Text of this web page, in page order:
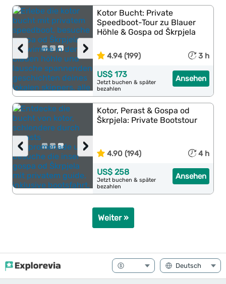
›
‹
Kotor Bucht: Private
Speedboot-Tour zu Blauer
Höhle & Gospa od Škrpjela
4.94 (199) 3 h
Ansehen
US$ 173
Jetzt buchen & später
bezahlen
›
‹
Kotor, Perast & Gospa od
Škrpjela: Private Bootstour
4.90 (194) 4 h
Ansehen
US$ 258
Jetzt buchen & später
bezahlen
Weiter »